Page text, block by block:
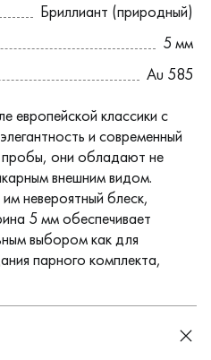
Бриллиант (природный)
5 мм
Au 585
европейской классики с
и современный
пробы, они обладают не
внешним видом.
невероятный блеск,
5 мм обеспечивает
выбором как для
парного комплекта,